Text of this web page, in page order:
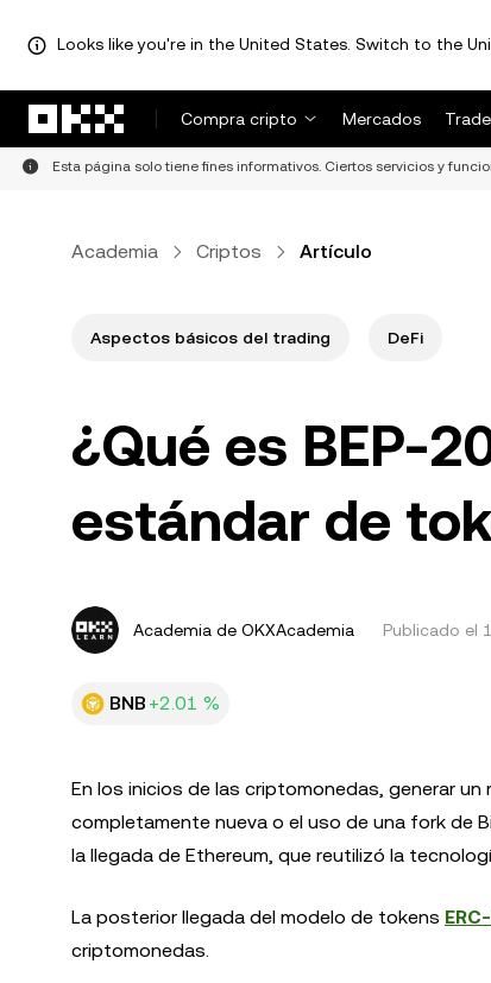
Looks like you're in the United States. Switch to the
Compra cripto
Mercados Trade
Esta página solo tiene fines informativos. Ciertos servicios y
Academia Criptos Artículo
Aspectos básicos del trading DeFi
¿Qué es BEP-
estándar de
Academia de OKXAcademia Publicado el
BNB +2.01 %
En los inicios de las criptomonedas, generar
completamente nueva o el uso de una fork de
la llegada de Ethereum, que reutilizó la
La posterior llegada del modelo de tokens
criptomonedas.